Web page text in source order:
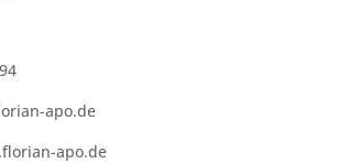
apo.de
apo.de